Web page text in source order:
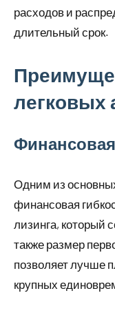
расходов и
длительный срок.
легковых
Одним из
финансовая
лизинга, который
также размер
позволяет лучше
крупных